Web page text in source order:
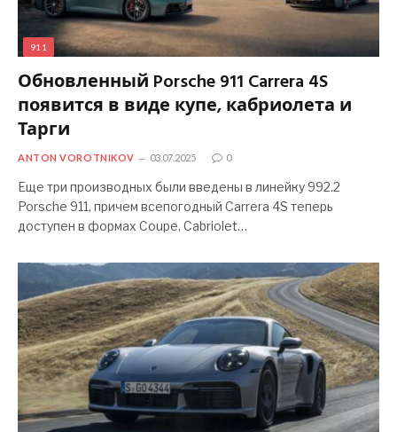
911
Обновленный Porsche 911 Carrera 4S
появится в виде купе, кабриолета и
Тарги
ANTON VOROTNIKOV 03.07.2025 0
Еще три производных были введены в линейку 992.2
Porsche 911, причем всепогодный Carrera 4S теперь
доступен в формах Coupe, Cabriolet…